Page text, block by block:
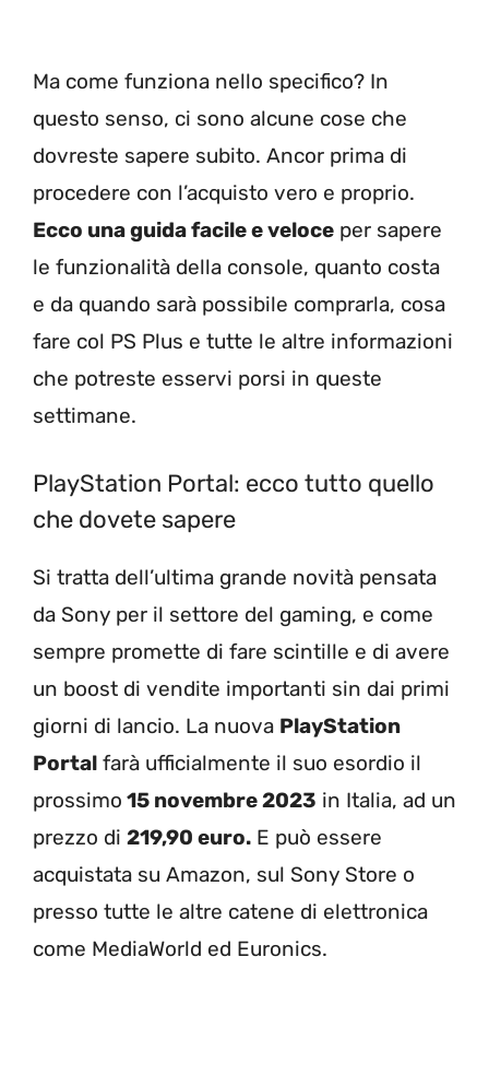
Ma come funziona nello specifico? In
questo senso, ci sono alcune cose che
dovreste sapere subito. Ancor prima di
procedere con l’acquisto vero e proprio.
Ecco una guida facile e veloce per sapere
le funzionalità della console, quanto costa
e da quando sarà possibile comprarla, cosa
fare col PS Plus e tutte le altre informazioni
che potreste esservi porsi in queste
settimane.
PlayStation Portal: ecco tutto quello
che dovete sapere
Si tratta dell’ultima grande novità pensata
da Sony per il settore del gaming, e come
sempre promette di fare scintille e di avere
un boost di vendite importanti sin dai primi
giorni di lancio. La nuova PlayStation
Portal farà ufficialmente il suo esordio il
prossimo 15 novembre 2023 in Italia, ad un
prezzo di 219,90 euro. E può essere
acquistata su Amazon, sul Sony Store o
presso tutte le altre catene di elettronica
come MediaWorld ed Euronics.